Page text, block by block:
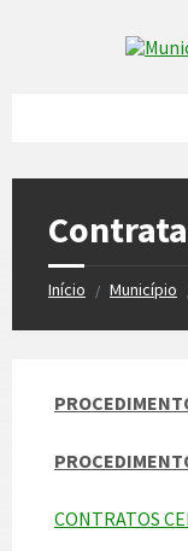
Skip to content
Início / Município
CONTRATOS